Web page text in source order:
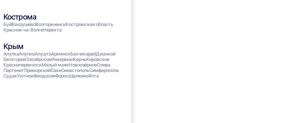
Кострома
БуйВахрушевоВолгореченскКостромская область
Красное-на-ВолгеНерехта
Крым
АлупкаАлупкаАлуштаАрмянскБахчисарайДжанкой
ЕвпаторияЗаозёрскоеИнкерманКерчьКировское
КрасноперекопскМалый маякНовоозёрноеОлива
ПартенитПриморскийСакиСевастопольСимферополь
СудакУютноеФеодосияФоросЩелкиноЯлта